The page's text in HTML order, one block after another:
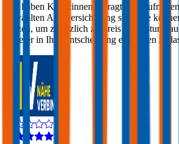
Wir haben Kund:innen befragt, wie
gewählten Autoversicherung sind. Sie
nutzen, um zusätzlich zu Preis & Leistung
anderer in Ihre Entscheidung einfließen zu